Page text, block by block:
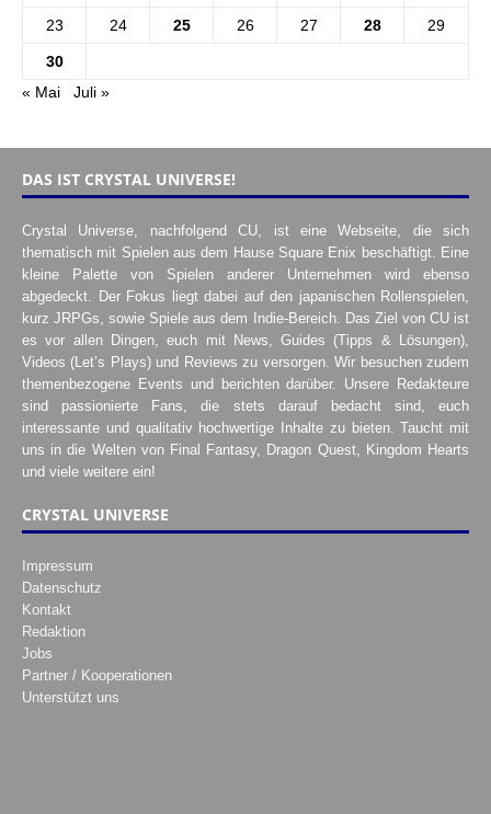
23 24 25 26 27 28 29
30
« Mai
Juli »
DAS IST CRYSTAL UNIVERSE!
Crystal Universe, nachfolgend CU, ist eine Webseite, die sich
thematisch mit Spielen aus dem Hause Square Enix beschäftigt. Eine
kleine Palette von Spielen anderer Unternehmen wird ebenso
abgedeckt. Der Fokus liegt dabei auf den japanischen Rollenspielen,
kurz JRPGs, sowie Spiele aus dem Indie-Bereich. Das Ziel von CU ist
es vor allen Dingen, euch mit News, Guides (Tipps & Lösungen),
Videos (Let’s Plays) und Reviews zu versorgen. Wir besuchen zudem
themenbezogene Events und berichten darüber. Unsere Redakteure
sind passionierte Fans, die stets darauf bedacht sind, euch
interessante und qualitativ hochwertige Inhalte zu bieten. Taucht mit
uns in die Welten von Final Fantasy, Dragon Quest, Kingdom Hearts
und viele weitere ein!
CRYSTAL UNIVERSE
Impressum
Datenschutz
Kontakt
Redaktion
Jobs
Partner / Kooperationen
Unterstützt uns